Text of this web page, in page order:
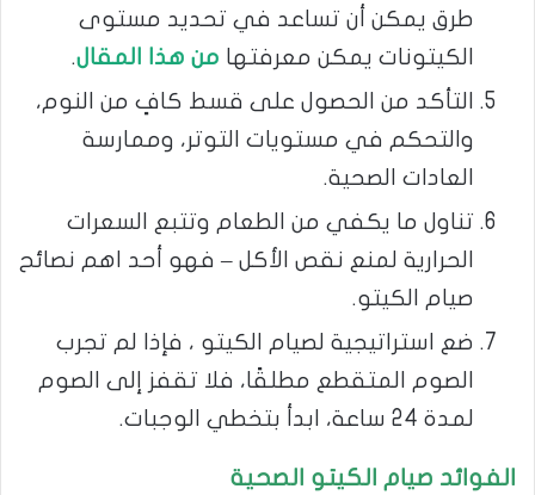
طرق يمكن أن تساعد في تحديد مستوى
الكيتونات يمكن معرفتها من هذا المقال.
التأكد من الحصول على قسط كافٍ من النوم،
والتحكم في مستويات التوتر، وممارسة
العادات الصحية.
تناول ما يكفي من الطعام وتتبع السعرات
الحرارية لمنع نقص الأكل – فهو أحد اهم نصائح
صيام الكيتو.
ضع استراتيجية لصيام الكيتو ، فإذا لم تجرب
الصوم المتقطع مطلقًا، فلا تقفز إلى الصوم
لمدة 24 ساعة، ابدأ بتخطي الوجبات.
الفوائد صيام الكيتو الصحية